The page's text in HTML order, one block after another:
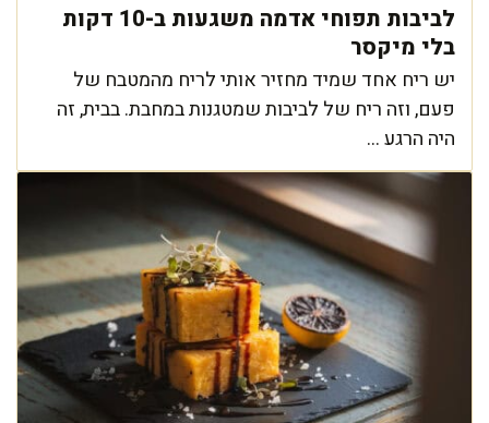
לביבות תפוחי אדמה משגעות ב-10 דקות
בלי מיקסר
יש ריח אחד שמיד מחזיר אותי לריח מהמטבח של
פעם, וזה ריח של לביבות שמטגנות במחבת. בבית, זה
היה הרגע ...